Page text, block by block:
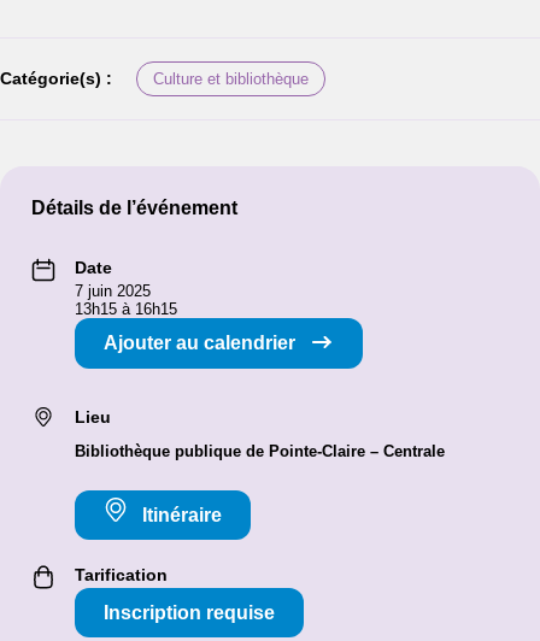
Catégorie(s) : Culture et bibliothèque
Détails de l’événement
Date
7 juin 2025
13h15 à 16h15
Ajouter au calendrier
Lieu
Bibliothèque publique de Pointe-Claire – Centrale
Itinéraire
Tarification
Inscription requise